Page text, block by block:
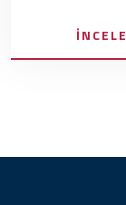
İNCELE